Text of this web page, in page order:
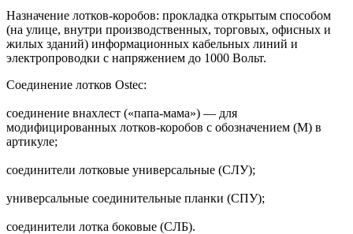
Назначение лотков-коробов: прокладка открытым способом
(на улице, внутри производственных, торговых, офисных и
жилых зданий) информационных кабельных линий и
электропроводки с напряжением до 1000 Вольт.
Соединение лотков Ostec:
соединение внахлест («папа-мама») — для
модифицированных лотков-коробов с обозначением (М) в
артикуле;
соединители лотковые универсальные (СЛУ);
универсальные соединительные планки (СПУ);
соединители лотка боковые (СЛБ).